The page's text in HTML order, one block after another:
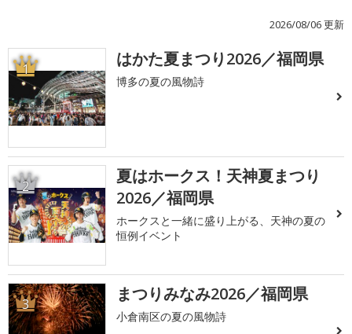
2026/08/06 更新
1 はかた夏まつり2026／福岡県
博多の夏の風物詩
2
夏はホークス！天神夏まつり
2026／福岡県
ホークスと一緒に盛り上がる、天神の夏の
恒例イベント
3 まつりみなみ2026／福岡県
小倉南区の夏の風物詩